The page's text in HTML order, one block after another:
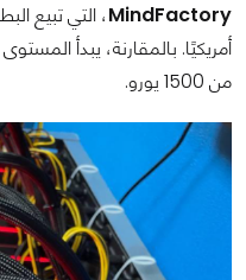
MindFactory
أمريكيًا. بالمقارنة، يبدأ
من 1500 يورو.